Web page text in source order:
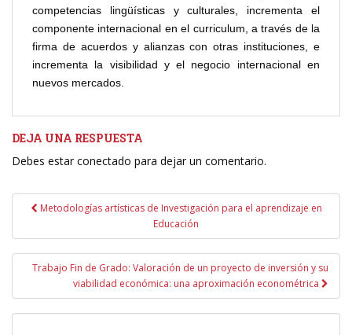
competencias lingüísticas y culturales, incrementa el
componente internacional en el curriculum, a través de la
firma de acuerdos y alianzas con otras instituciones, e
incrementa la visibilidad y el negocio internacional en
nuevos mercados.
DEJA UNA RESPUESTA
Debes estar conectado para dejar un comentario.
Navegación
entradas
Metodologías artísticas de Investigación para el aprendizaje en
Educación
Trabajo Fin de Grado: Valoración de un proyecto de inversión y su
viabilidad económica: una aproximación econométrica